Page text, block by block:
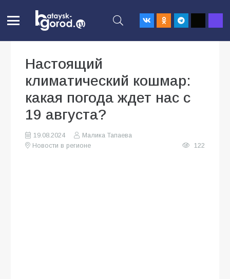
Настоящий
климатический кошмар:
какая погода ждет нас с
19 августа?
19.08.2024
Малика Тапаева
Новости в регионе
122